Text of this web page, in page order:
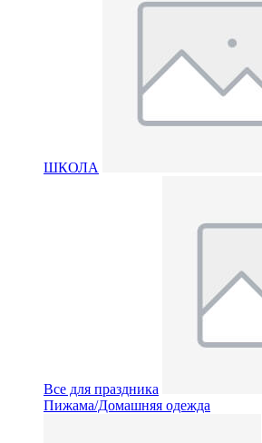
ШКОЛА
Все для праздника
Пижама/Домашняя одежда